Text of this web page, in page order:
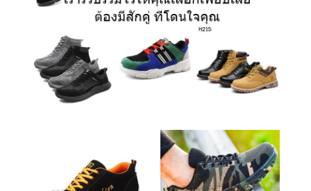
รองเท้าเซฟตี้ สั่งนำเข้า
รองเท้าเซฟตี้ สั่งนำเข้า
F137